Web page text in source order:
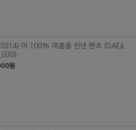
마 100% 여름용 린넨 팬츠 (DAEIL
원